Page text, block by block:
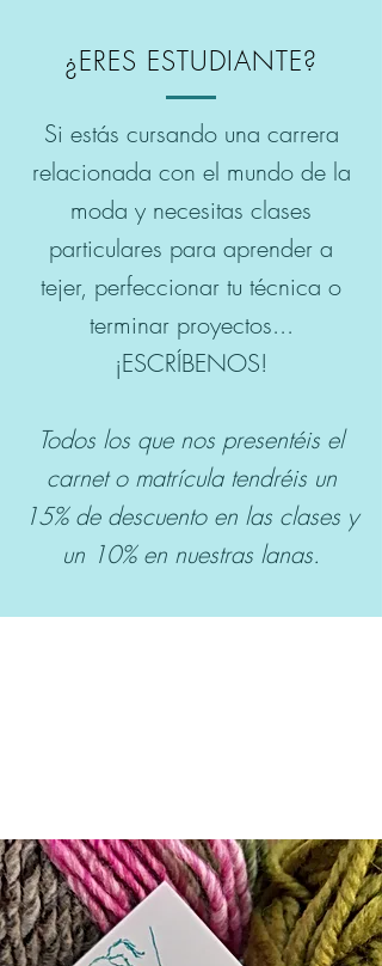
¿ERES ESTUDIANTE?
Si estás cursando una carrera
relacionada con el mundo de la
moda y necesitas clases
particulares para aprender a
tejer, perfeccionar tu técnica o
terminar proyectos...
¡ESCRÍBENOS!
Todos los que nos presentéis el
carnet o matrícula tendréis un
15% de descuento en las clases y
un 10% en nuestras lanas.